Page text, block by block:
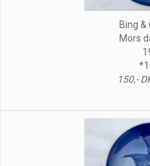
Bing &
Mors
150,-